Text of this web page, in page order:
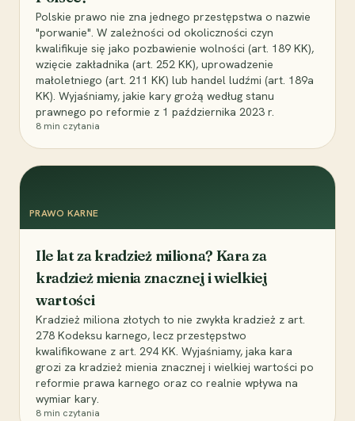
Polskie prawo nie zna jednego przestępstwa o nazwie
"porwanie". W zależności od okoliczności czyn
kwalifikuje się jako pozbawienie wolności (art. 189 KK),
wzięcie zakładnika (art. 252 KK), uprowadzenie
małoletniego (art. 211 KK) lub handel ludźmi (art. 189a
KK). Wyjaśniamy, jakie kary grożą według stanu
prawnego po reformie z 1 października 2023 r.
8 min czytania
PRAWO KARNE
Ile lat za kradzież miliona? Kara za
kradzież mienia znacznej i wielkiej
wartości
Kradzież miliona złotych to nie zwykła kradzież z art.
278 Kodeksu karnego, lecz przestępstwo
kwalifikowane z art. 294 KK. Wyjaśniamy, jaka kara
grozi za kradzież mienia znacznej i wielkiej wartości po
reformie prawa karnego oraz co realnie wpływa na
wymiar kary.
8 min czytania